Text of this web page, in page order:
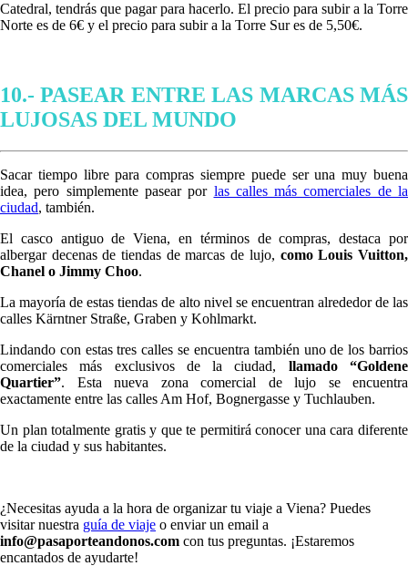
Catedral, tendrás que pagar para hacerlo. El precio para subir a la Torre
Norte es de 6€ y el precio para subir a la Torre Sur es de 5,50€.
10.- PASEAR ENTRE LAS MARCAS MÁS
LUJOSAS DEL MUNDO
Sacar tiempo libre para compras siempre puede ser una muy buena
idea, pero simplemente pasear por las calles más comerciales de la
ciudad, también.
El casco antiguo de Viena, en términos de compras, destaca por
albergar decenas de tiendas de marcas de lujo, como Louis Vuitton,
Chanel o Jimmy Choo.
La mayoría de estas tiendas de alto nivel se encuentran alrededor de las
calles Kärntner Straße, Graben y Kohlmarkt.
Lindando con estas tres calles se encuentra también uno de los barrios
comerciales más exclusivos de la ciudad, llamado“Goldene
Quartier”. Esta nueva zona comercial de lujo se encuentra
exactamente entre las calles Am Hof, Bognergasse y Tuchlauben.
Un plan totalmente gratis y que te permitirá conocer una cara diferente
de la ciudad y sus habitantes.
¿Necesitas ayuda a la hora de organizar tu viaje a Viena? Puedes
visitar nuestra guía de viaje o enviar un email a
info@pasaporteandonos.com con tus preguntas. ¡Estaremos
encantados de ayudarte!